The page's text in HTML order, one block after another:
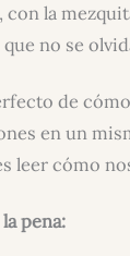
con la
no se
de
en un
leer cómo
pena: